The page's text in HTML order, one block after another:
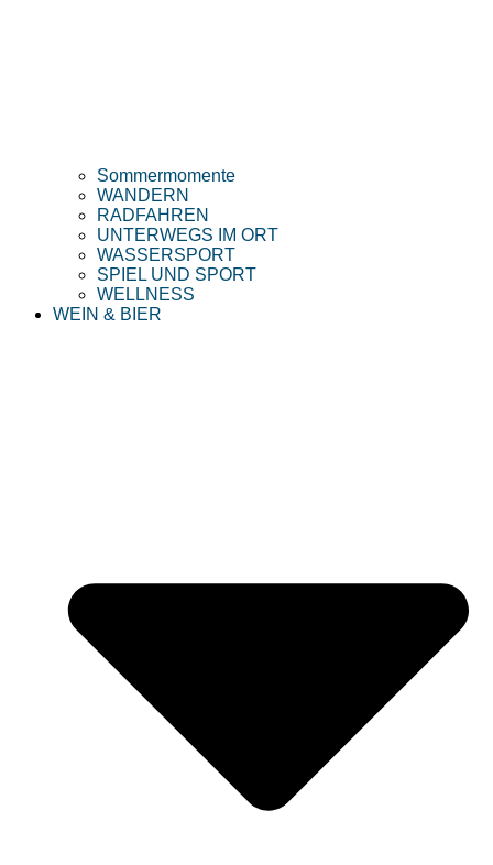
Sommermomente
WANDERN
RADFAHREN
UNTERWEGS IM ORT
WASSERSPORT
SPIEL UND SPORT
WELLNESS
WEIN & BIER